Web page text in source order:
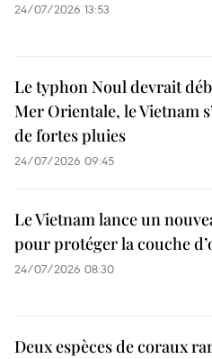
24/07/2026 13:53
Le typhon Noul devrait
Mer Orientale, le Vietnam
de fortes pluies
24/07/2026 09:45
Le Vietnam lance un
pour protéger la couche
24/07/2026 08:30
Deux espèces de coraux